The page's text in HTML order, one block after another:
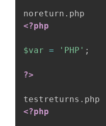
<?php
$var = 'PHP' ;
?>
<?php